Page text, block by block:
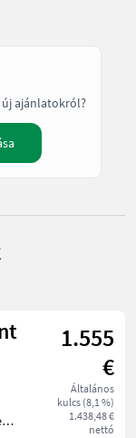
ajánlatokról?
1.555
€
Általános
kulcs (8,1 %)
1.438,48 €
nettó